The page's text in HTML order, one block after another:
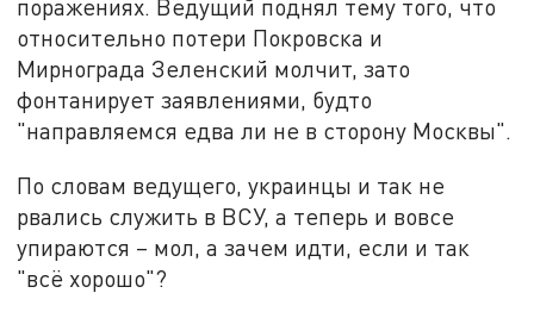
поражениях. Ведущий поднял тему того, что
относительно потери Покровска и
Мирнограда Зеленский молчит, зато
фонтанирует заявлениями, будто
"направляемся едва ли не в сторону Москвы".
По словам ведущего, украинцы и так не
рвались служить в ВСУ, а теперь и вовсе
упираются – мол, а зачем идти, если и так
"всё хорошо"?